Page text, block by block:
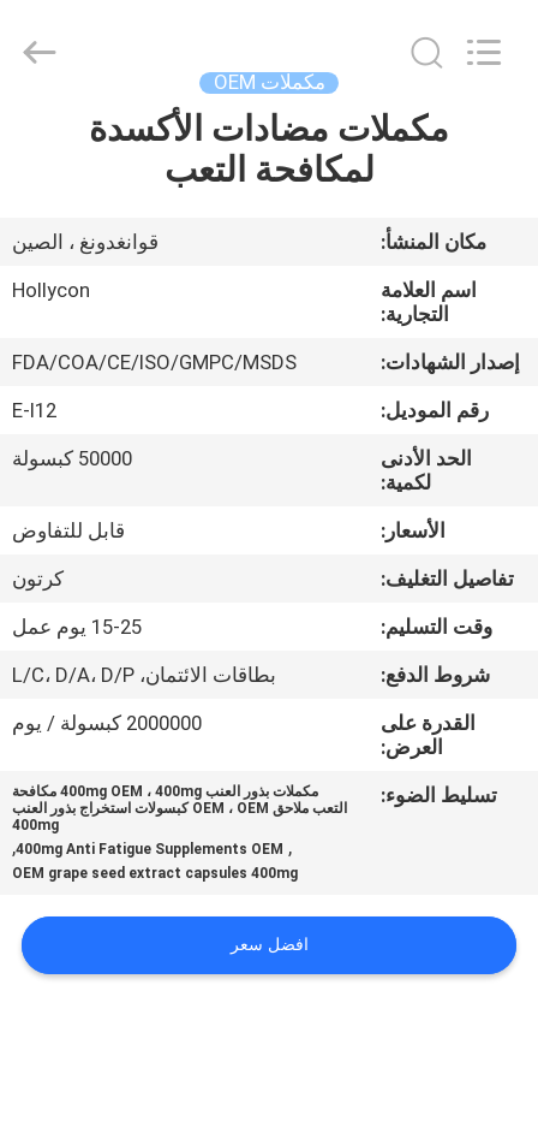
أشرطة
حول
في
المعمل
ضبط
الجودة
اتصل
أخبار
جميع
مكملات OEM
مكملات مضادات الأكسدة
لمكافحة التعب
مكان المنشأ:
قوانغدونغ ، الصين
اسم العلامة
التجارية:
Hollycon
إصدار الشهادات:
FDA/COA/CE/ISO/GMPC/MSDS
رقم الموديل:
E-I12
الحد الأدنى
لكمية:
50000 كبسولة
الأسعار:
قابل للتفاوض
تفاصيل التغليف:
كرتون
وقت التسليم:
15-25 يوم عمل
شروط الدفع:
بطاقات الائتمان، L/C، D/A، D/P
القدرة على
العرض:
2000000 كبسولة / يوم
تسليط الضوء:
مكملات بذور العنب 400mg OEM ، 400mg مكافحة
التعب ملاحق OEM ، OEM كبسولات استخراج بذور العنب
400mg
,
400mg Anti Fatigue Supplements OEM
,
OEM grape seed extract capsules 400mg
افضل سعر